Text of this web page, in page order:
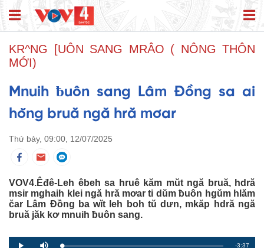
KR^NG [UÔN SANG MRÂO ( NÔNG THÔN
MỚI)
Mnuih ƀuôn sang Lâm Đồng sa ai
hŏng bruă ngă hră mơar
Thứ bảy, 09:00, 12/07/2025
VOV4.Êđê-Leh êbeh sa hruê kăm mŭt ngă bruă, hdră
msir mghaih klei ngă hră mơar ti dŭm ƀuôn hgŭm hlăm
čar Lâm Đồng ba wĭt leh boh tŭ dưn, mkăp hdră ngă
bruă jăk kơ mnuih ƀuôn sang.
R
-3:37